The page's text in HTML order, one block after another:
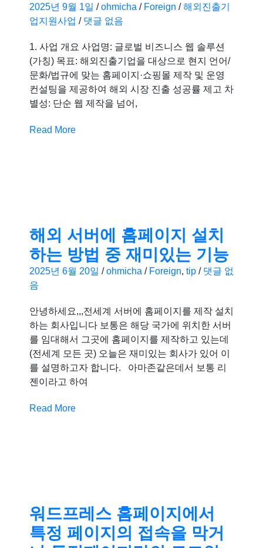
2025년 9월 1일 / ohmicha / Foreign / 해외진출기
업지원사업 / 댓글 없음
1. 사업 개요 사업명: 글로벌 비즈니스 웹 솔루션
(가칭) 목표: 해외진출기업을 대상으로 현지 언어/
문화/법규에 맞는 홈페이지·쇼핑몰 제작 및 운영
컨설팅을 제공하여 해외 시장 진출 성공률 제고 차
별성: 단순 웹 제작을 넘어,
Read More
해외 서버에 홈페이지 설치
하는 방법 중 재미있는 기능
2025년 6월 20일 / ohmicha / Foreign, tip / 댓글 없
음
안녕하세요,,,전세계 서버에 홈페이지를 제작 설치
하는 회사입니다 보통은 해당 국가에 위치한 서버
를 임대해서 그곳에 홈페이지를 제작하고 있는데
(전세계 모든 곳) 오늘은 재미있는 회사가 있어 이
를 설명하고자 합니다. 아마존같은데서 보통 리
젠이라고 하여
Read More
워드프레스 홈페이지에서
특정 페이지의 접속을 막거